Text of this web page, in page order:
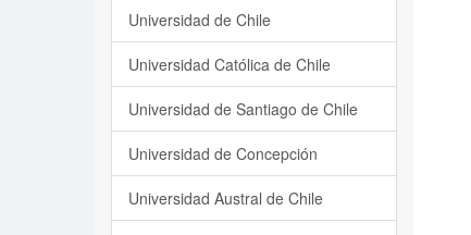
Universidad de Chile
Universidad Católica de Chile
Universidad de Santiago de Chile
Universidad de Concepción
Universidad Austral de Chile